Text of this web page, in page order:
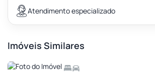
Atendimento especializado
Imóveis Similares